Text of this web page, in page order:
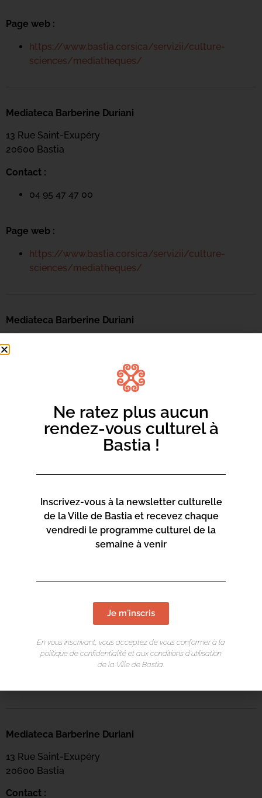
Page web :
https://www.bastia.corsica/servizii/culture-
sciences/mediatheques/
Mediateca Barberine Duriani
13 Rue Saint-Exupéry
20600 Bastia
Contact :
04 95 47 47 00
Page web :
https://www.bastia.corsica/servizii/culture-
sciences/mediatheques/
Mediateca Barberine Duriani
13 Rue Saint-Exupéry
20600 Basti
sciences/mediatheques/
Mediateca Barberine Duriani
13 Rue Saint-Exupéry
Page web :
https://www.bastia.corsica/servizii/culture-
Mediateca Barberine Duriani
13 Rue Saint-Exupéry
20600 Bastia
Contact :
Ne ratez plus aucun
rendez-vous culturel à
Bastia !
Inscrivez-vous à la newsletter culturelle
de la Ville de Bastia et recevez chaque
vendredi le programme culturel de la
semaine à venir
Je m'inscris
En vous inscrivant, vous acceptez de vous conformer à la
politique de confidentialité et aux conditions d’utilisation
de la Ville de Bastia.